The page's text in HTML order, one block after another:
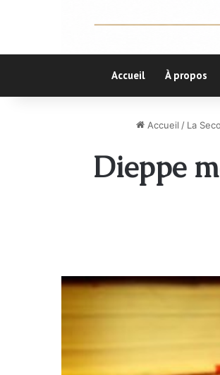
Accueil À propos
Accueil / La
Dieppe